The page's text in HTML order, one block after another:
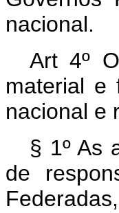
nacional.
Art 4º
material e
nacional e
§ 1º As
de